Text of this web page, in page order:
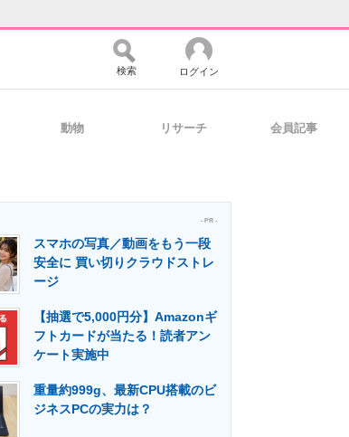
マーケ×ITの今がよく分かる
建設×テクノロジーの最前線
検索 ログイン
動物 リサーチ 会員記事
- PR -
スマホの写真／動画をもう一段
安全に 買い切りクラウドストレ
ージ
【抽選で5,000円分】Amazonギ
フトカードが当たる！読者アン
ケート実施中
重量約999g、最新CPU搭載のビ
ジネスPCの実力は？